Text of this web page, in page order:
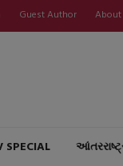
Guest Author
SPECIAL